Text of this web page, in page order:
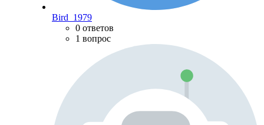
Bird_1979
0 ответов
1 вопрос